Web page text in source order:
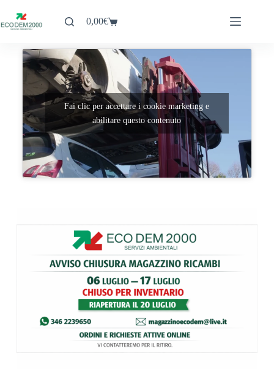
0,00€
Fai clic per accettare i cookie marketing e
abilitare questo contenuto